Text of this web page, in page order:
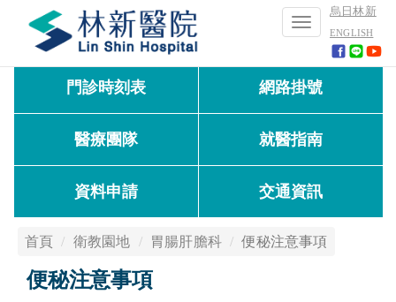
烏日林新
ENGLISH
Toggle
navigation
門診時刻表 網路掛號
醫療團隊 就醫指南
資料申請 交通資訊
首頁 衛教園地 胃腸肝膽科 便秘注意事項
便秘注意事項